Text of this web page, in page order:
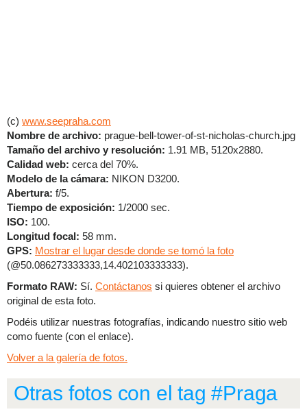
(c) www.seepraha.com
Nombre de archivo: prague-bell-tower-of-st-nicholas-church.jpg
Tamaño del archivo y resolución: 1.91 MB, 5120x2880.
Calidad web: cerca del 70%.
Modelo de la cámara: NIKON D3200.
Abertura: f/5.
Tiempo de exposición: 1/2000 sec.
ISO: 100.
Longitud focal: 58 mm.
GPS: Mostrar el lugar desde donde se tomó la foto
(@50.086273333333,14.402103333333).
Formato RAW: Sí. Contáctanos si quieres obtener el archivo
original de esta foto.
Podéis utilizar nuestras fotografías, indicando nuestro sitio web
como fuente (con el enlace).
Volver a la galería de fotos.
Otras fotos con el tag #Praga